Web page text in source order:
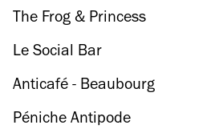
The Frog & Princess
Le Social Bar
Anticafé - Beaubourg
Péniche Antipode